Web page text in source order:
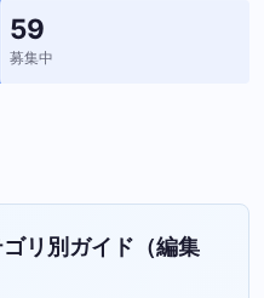
59
募集中
リ別ガイド（編集